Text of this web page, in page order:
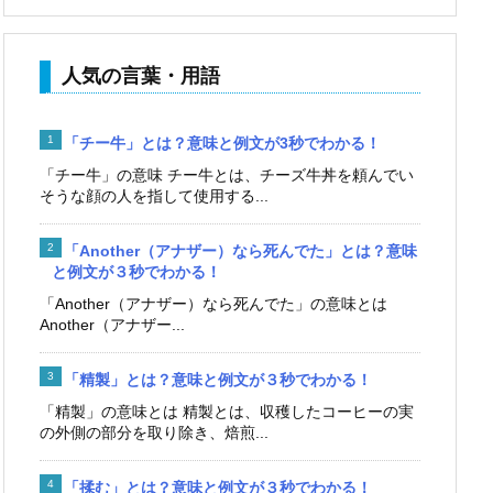
人気の言葉・用語
「チー牛」とは？意味と例文が3秒でわかる！
「チー牛」の意味 チー牛とは、チーズ牛丼を頼んでい
そうな顔の人を指して使用する...
「Another（アナザー）なら死んでた」とは？意味
と例文が３秒でわかる！
「Another（アナザー）なら死んでた」の意味とは
Another（アナザー...
「精製」とは？意味と例文が３秒でわかる！
「精製」の意味とは 精製とは、収穫したコーヒーの実
の外側の部分を取り除き、焙煎...
「揉む」とは？意味と例文が３秒でわかる！